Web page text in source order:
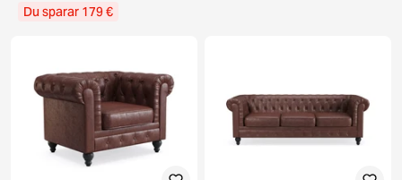
Du sparar 179 €